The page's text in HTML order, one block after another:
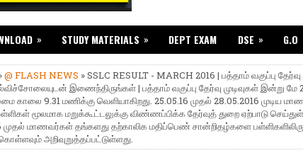
» STUDY MATERIALS » DEPT EXAM DSE » G.O
@ FLASH NEWS » SSLC RESULT - MARCH 2016 | பத்தாம் வகுப்பு தேர்வு
இணைந்திருங்கள் | பத்தாம் வகுப்பு தேர்வு முடிவுகள் இன்று மே
காலை 9.31 மணிக்கு வெளியாகிறது. 25.05.16 முதல் 28.05.2016 முடிய
மூலமாக மறுக்கூட்டலுக்கு விண்ணப்பிக்க தேர்வுத் துறை ஏற்பாடு
முதல் மாணவர்கள் தங்களது தற்காலிக மதிப்பெண் சான்றிதழ்களை
அறிவுறுத்தப்பட்டுள்ளது.